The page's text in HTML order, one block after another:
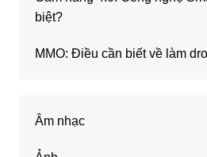
biệt?
MMO: Điều cần biết về làm
Âm nhạc